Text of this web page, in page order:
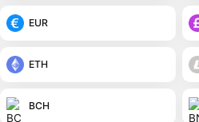
EUR
ETH
BCH